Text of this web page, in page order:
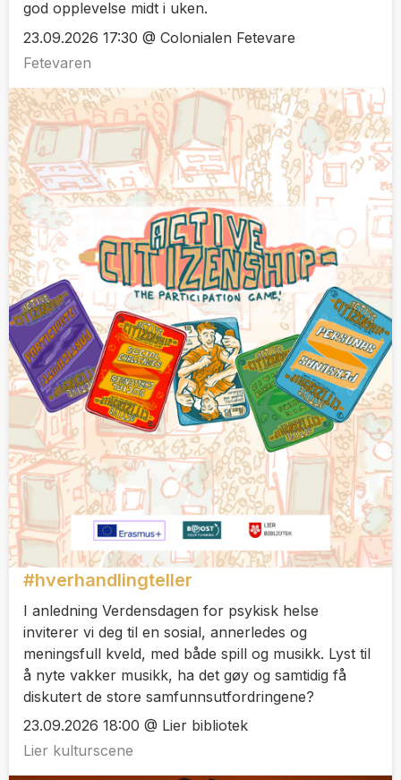
god opplevelse midt i uken.
23.09.2026 17:30 @ Colonialen Fetevare
Fetevaren
#hverhandlingteller
I anledning Verdensdagen for psykisk helse
inviterer vi deg til en sosial, annerledes og
meningsfull kveld, med både spill og musikk. Lyst til
å nyte vakker musikk, ha det gøy og samtidig få
diskutert de store samfunnsutfordringene?
23.09.2026 18:00 @ Lier bibliotek
Lier kulturscene